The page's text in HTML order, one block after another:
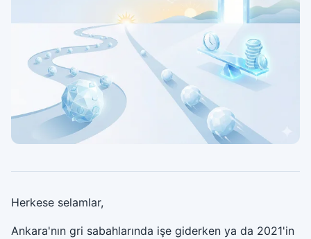
Herkese selamlar,
Ankara'nın gri sabahlarında işe giderken ya da 2021'in